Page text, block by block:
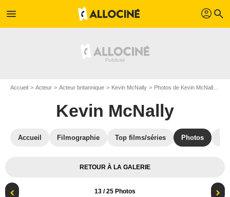
menu profil search
Accueil Acteur Acteur britannique Kevin McNally Photos de Kevin McNally
Kevin McNally
Accueil Filmographie Top films/séries Photos
RETOUR À LA GALERIE
13 / 25 Photos